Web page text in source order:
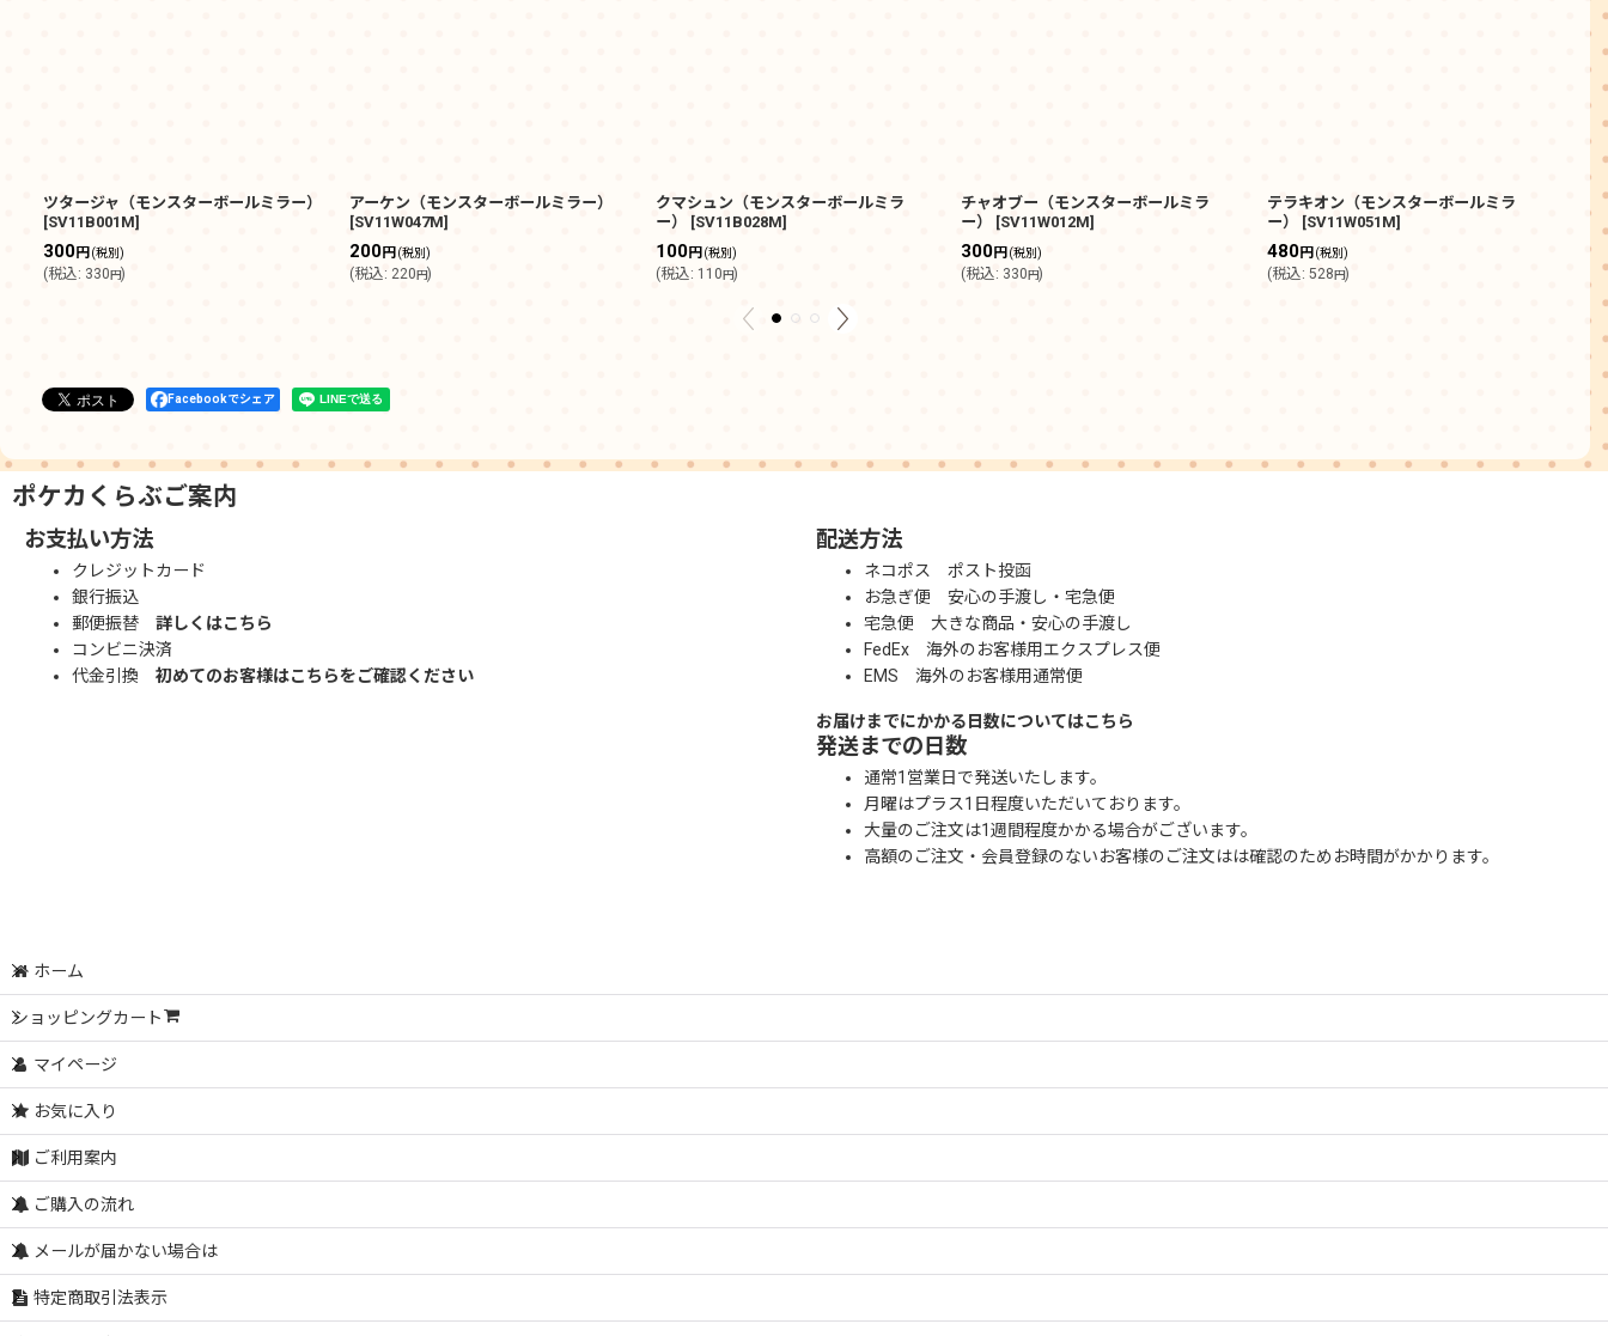
ツタージャ（モンスターボールミラー）
[SV11B001M]
300円(税別)
(税込: 330円)
アーケン（モンスターボールミラー）
[SV11W047M]
200円 (税別)
(税込: 220円)
クマシュン（モンスターボールミラ
ー）
[SV11B028M]
100円 (税別)
(税込: 110円)
チャオブー（モンスターボールミラ
ー）
[SV11W012M]
300円(税別)
(税込: 330円)
テラキオン（モンスターボールミラ
ー）
[SV11W051M]
480円(税別)
(税込: 528円)
ラ
100
税込
Facebookでシェア
ポケカくらぶご案内
お支払い方法
クレジットカード
銀行振込
郵便振替 詳しくはこちら
コンビニ決済
代金引換 初めてのお客様はこちらをご確認ください
配送方法
ネコポス ポスト投函
お急ぎ便 安心の手渡し・宅急便
宅急便 大きな商品・安心の手渡し
FedEx 海外のお客様用エクスプレス便
EMS 海外のお客様用通常便
お届けまでにかかる日数についてはこちら
発送までの日数
通常1営業日で発送いたします。
月曜はプラス1日程度いただいております。
大量のご注文は1週間程度かかる場合がございます。
高額のご注文・会員登録のないお客様のご注文はは確認のためお時間がかかります。
ホーム
ショッピングカート
マイページ
お気に入り
ご利用案内
ご購入の流れ
メールが届かない場合は
特定商取引法表示